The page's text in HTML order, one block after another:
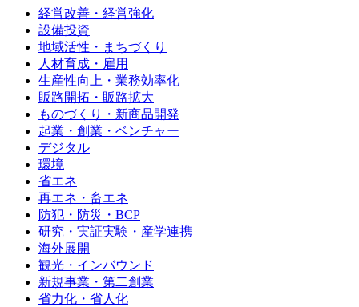
経営改善・経営強化
設備投資
地域活性・まちづくり
人材育成・雇用
生産性向上・業務効率化
販路開拓・販路拡大
ものづくり・新商品開発
起業・創業・ベンチャー
デジタル
環境
省エネ
再エネ・畜エネ
防犯・防災・BCP
研究・実証実験・産学連携
海外展開
観光・インバウンド
新規事業・第二創業
省力化・省人化